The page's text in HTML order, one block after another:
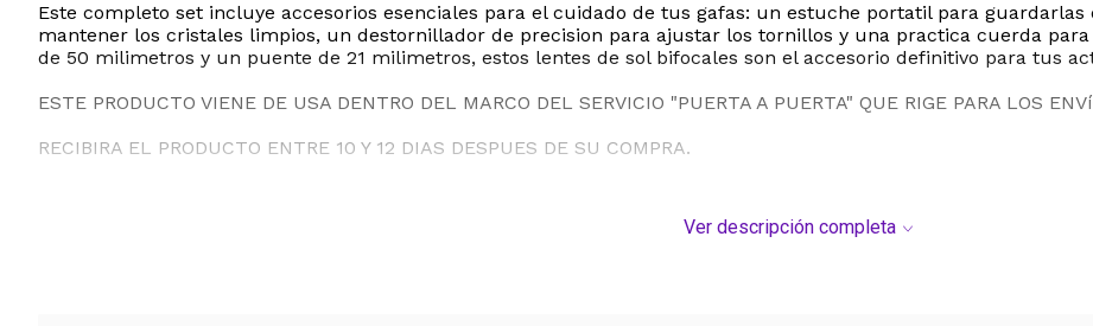
Este completo set incluye accesorios esenciales para el cuidado de tus gafas: un estuche portatil para
mantener los cristales limpios, un destornillador de precision para ajustar los tornillos y una practica cuerda
de 50 milimetros y un puente de 21 milimetros, estos lentes de sol bifocales son el accesorio definitivo para tus
ESTE PRODUCTO VIENE DE USA DENTRO DEL MARCO DEL SERVICIO "PUERTA A PUERTA" QUE RIGE PARA LOS
RECIBIRA EL PRODUCTO ENTRE 10 Y 12 DIAS DESPUES DE SU COMPRA.
Ver descripción completa